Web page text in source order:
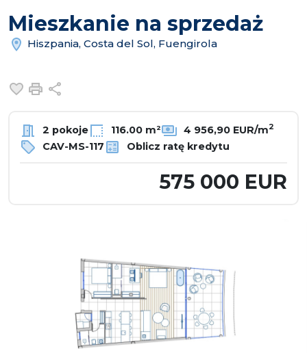
Mieszkanie na sprzedaż
Hiszpania, Costa del Sol, Fuengirola
Dodaj do ulubionych
Drukuj
2 pokoje 116.00 m² 4 956,90 EUR/m2
CAV-MS-117 Oblicz ratę kredytu
575 000 EUR